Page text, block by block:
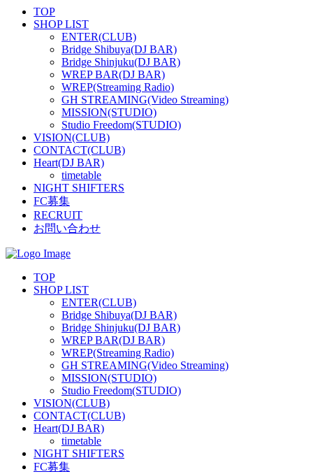
TOP
SHOP LIST
ENTER(CLUB)
Bridge Shibuya(DJ BAR)
Bridge Shinjuku(DJ BAR)
WREP BAR(DJ BAR)
WREP(Streaming Radio)
GH STREAMING(Video Streaming)
MISSION(STUDIO)
Studio Freedom(STUDIO)
VISION(CLUB)
CONTACT(CLUB)
Heart(DJ BAR)
timetable
NIGHT SHIFTERS
FC募集
RECRUIT
お問い合わせ
TOP
SHOP LIST
ENTER(CLUB)
Bridge Shibuya(DJ BAR)
Bridge Shinjuku(DJ BAR)
WREP BAR(DJ BAR)
WREP(Streaming Radio)
GH STREAMING(Video Streaming)
MISSION(STUDIO)
Studio Freedom(STUDIO)
VISION(CLUB)
CONTACT(CLUB)
Heart(DJ BAR)
timetable
NIGHT SHIFTERS
FC募集